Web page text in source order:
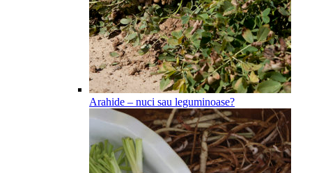
Arahide – nuci sau leguminoase?